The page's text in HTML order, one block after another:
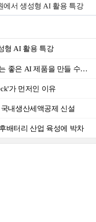
에서 생성형 AI 활용 특강
'서울의 트렌디한 일상을 담은 축제'…뷰티풀라이프인서울(BLS) 6일 예약 시작
형 AI 활용 특강
AI Engineering, 왜 뛰어난 모델만으로는 좋은 AI 제품을 만들 수 없는가
가 먼저인 이유
내생산세액공제 신설
배터리 산업 육성에 박차